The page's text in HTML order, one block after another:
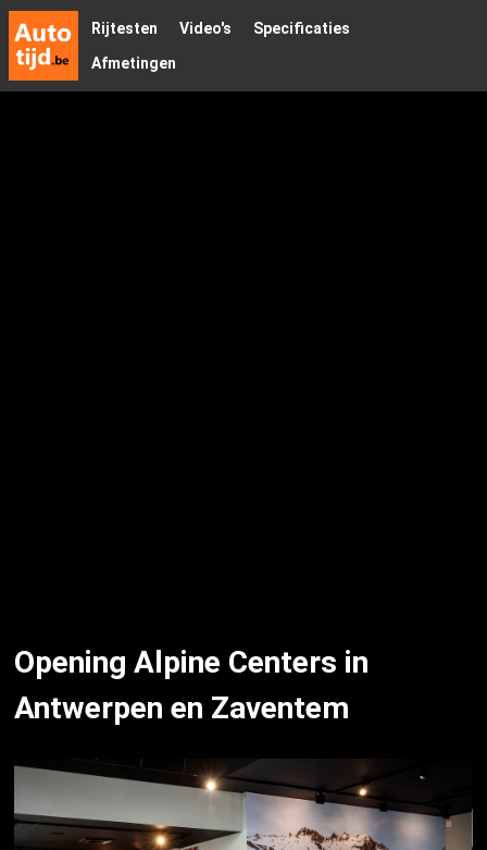
Rijtesten Video's
Specificaties
Afmetingen
Opening Alpine Centers in
Antwerpen en Zaventem